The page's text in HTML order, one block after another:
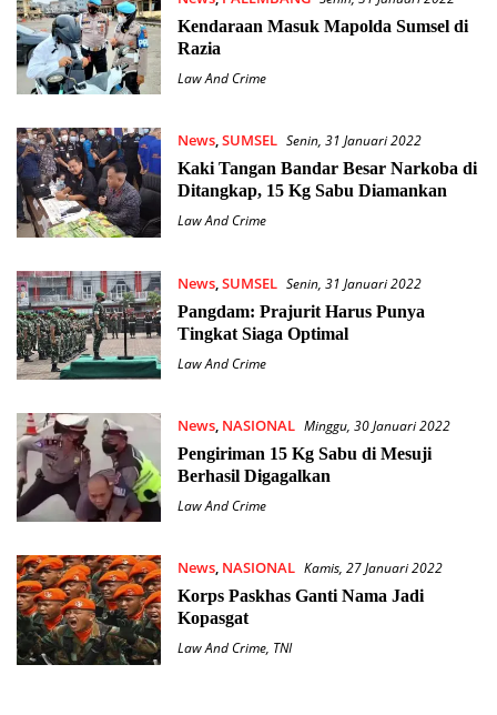
Kendaraan Masuk Mapolda Sumsel di
Razia
Law And Crime
News,SUMSEL Senin, 31 Januari 2022
Kaki Tangan Bandar Besar Narkoba di
Ditangkap, 15 Kg Sabu Diamankan
Law And Crime
News, SUMSEL Senin, 31 Januari 2022
Pangdam: Prajurit Harus Punya
Tingkat Siaga Optimal
Law And Crime
News, NASIONAL Minggu, 30 Januari 2022
Pengiriman 15 Kg Sabu di Mesuji
Berhasil Digagalkan
Law And Crime
News, NASIONAL Kamis, 27 Januari 2022
Korps Paskhas Ganti Nama Jadi
Kopasgat
Law And Crime, TNI